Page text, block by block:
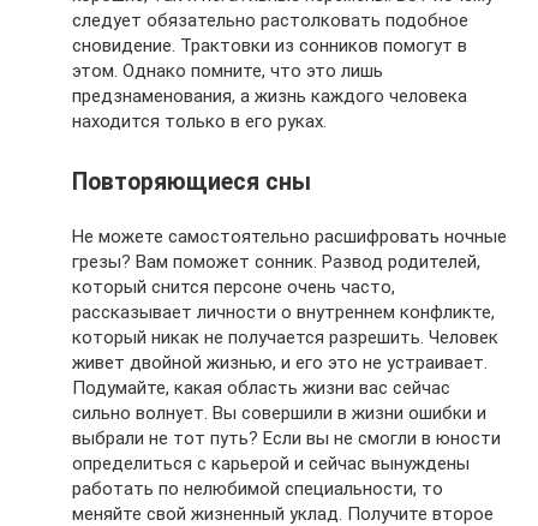
следует обязательно растолковать подобное
сновидение. Трактовки из сонников помогут в
этом. Однако помните, что это лишь
предзнаменования, а жизнь каждого человека
находится только в его руках.
Повторяющиеся сны
Не можете самостоятельно расшифровать ночные
грезы? Вам поможет сонник. Развод родителей,
который снится персоне очень часто,
рассказывает личности о внутреннем конфликте,
который никак не получается разрешить. Человек
живет двойной жизнью, и его это не устраивает.
Подумайте, какая область жизни вас сейчас
сильно волнует. Вы совершили в жизни ошибки и
выбрали не тот путь? Если вы не смогли в юности
определиться с карьерой и сейчас вынуждены
работать по нелюбимой специальности, то
меняйте свой жизненный уклад. Получите второе